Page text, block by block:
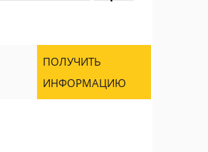
ПОЛУЧИТЬ
ИНФОРМАЦИЮ